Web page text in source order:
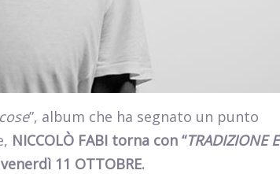
”, album che ha segnato un punto
NICCOLÒ FABI torna con “TRADIZIONE E
11 OTTOBRE.